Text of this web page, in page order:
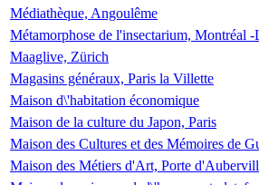
Médiathèque, Angoulême
Métamorphose de l'insectarium, Montréal
Maaglive, Zürich
Magasins généraux, Paris la Villette
Maison d\'habitation économique
Maison de la culture du Japon, Paris
Maison des Cultures et des Mémoires de
Maison des Métiers d'Art, Porte